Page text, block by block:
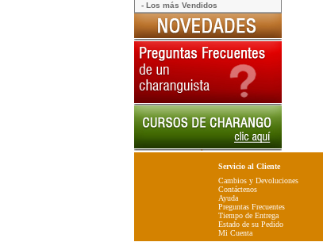
- Los más Vendidos
Servicio al Cliente
Cambios y Devoluciones
Contáctenos
Ayuda
Preguntas Frecuentes
Tiempo de Entrega
Estado de su Pedido
Mi Cuenta